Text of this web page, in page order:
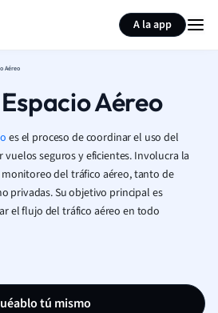
A la app
Aéreo
Aéreo
es el proceso de coordinar el uso del
vuelos seguros y eficientes. Involucra la
del tráfico aéreo, tanto de
privadas. Su objetivo principal es
el flujo del tráfico aéreo en todo
tú mismo
Resumir página